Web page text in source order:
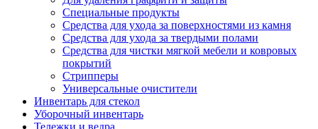
Специальные продукты
Средства для ухода за поверхностями из камня
Средства для ухода за твердыми полами
Средства для чистки мягкой мебели и ковровых
покрытий
Стрипперы
Универсальные очистители
Инвентарь для стекол
Уборочный инвентарь
Тележки и ведра